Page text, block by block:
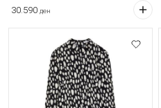
30.590 ден